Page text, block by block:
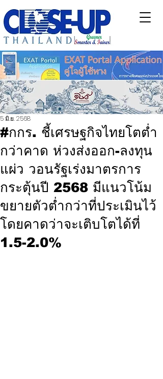
#กกร. ชี้เศรษฐกิจไทยโตต่ำ
กว่าคาด ห่วงส่งออก-ลงทุน
แผ่ว วอนรัฐเร่งมาตรการ
กระตุ้นปี 2568 มีแนวโน้ม
ขยายตัวต่ำกว่าที่ประเมินไว้
โดยคาดว่าจะเติบโตได้ที่
1.5-2.0%
5 มิ.ย. 2568